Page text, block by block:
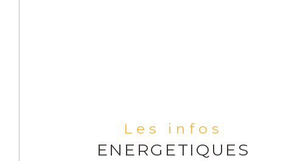
Les infos
ENERGETIQUES